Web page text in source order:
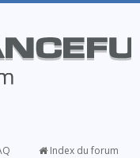
Index du forum